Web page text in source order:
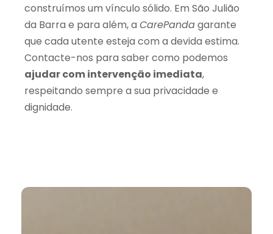
construímos um vínculo sólido. Em São Julião
da Barra e para além, a CarePandagarante
que cada utente esteja com a devida estima.
Contacte-nos para saber como podemos
ajudar com intervenção imediata,
respeitando sempre a sua privacidade e
dignidade.